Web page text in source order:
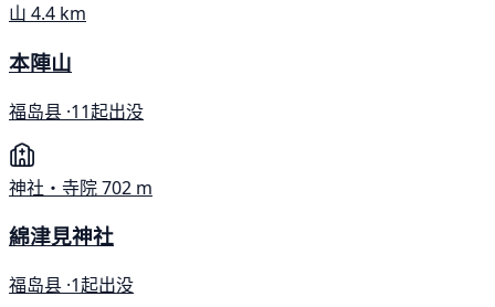
山 4.4 km
本陣山
福岛县 ·11起出没
神社・寺院702 m
綿津見神社
福岛县 ·1起出没